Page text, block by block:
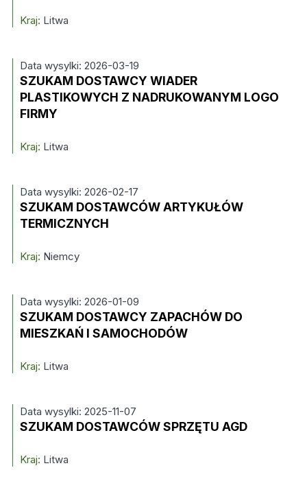
Kraj: Litwa
Data wysylki: 2026-03-19
SZUKAM DOSTAWCY WIADER
PLASTIKOWYCH Z NADRUKOWANYM LOGO
FIRMY
Kraj: Litwa
Data wysylki: 2026-02-17
SZUKAM DOSTAWCÓW ARTYKUŁÓW
TERMICZNYCH
Kraj: Niemcy
Data wysylki: 2026-01-09
SZUKAM DOSTAWCY ZAPACHÓW DO
MIESZKAŃ I SAMOCHODÓW
Kraj: Litwa
Data wysylki: 2025-11-07
SZUKAM DOSTAWCÓW SPRZĘTU AGD
Kraj: Litwa